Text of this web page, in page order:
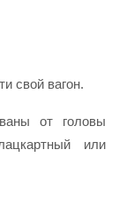
свой вагон.
от головы
или